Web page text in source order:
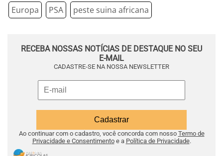
Europa
PSA peste suina africana
RECEBA NOSSAS NOTÍCIAS DE DESTAQUE NO SEU
E-MAIL
CADASTRE-SE NA NOSSA NEWSLETTER
Ao continuar com o cadastro, você concorda com nosso Termo de
Privacidade e Consentimentoe a Política de Privacidade.